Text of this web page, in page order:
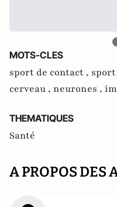
MOTS-CLES
sport de contact , sport
cerveau , neurones ,
THEMATIQUES
Santé
A PROPOS DES